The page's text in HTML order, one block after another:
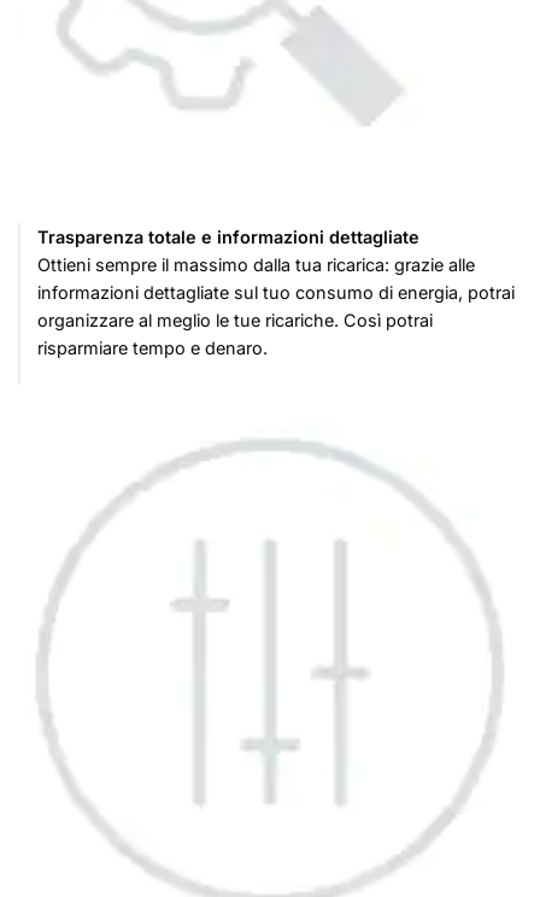
Trasparenza totale e informazioni dettagliate
Ottieni sempre il massimo dalla tua ricarica: grazie alle
informazioni dettagliate sul tuo consumo di energia, potrai
organizzare al meglio le tue ricariche. Così potrai
risparmiare tempo e denaro.